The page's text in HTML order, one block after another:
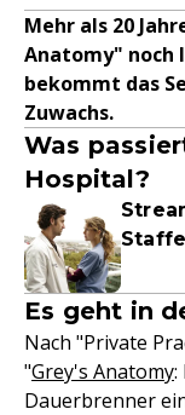
Mehr als 20
Anatomy" noch
bekommt das
Zuwachs.
Was
Hospital?
Es geht in
Nach "Private
"Grey's Anatomy:
Dauerbrenner